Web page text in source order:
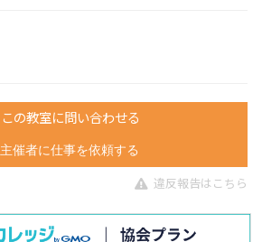
この教室に問い合わせる
主催者に仕事を依頼する
違反報告はこちら